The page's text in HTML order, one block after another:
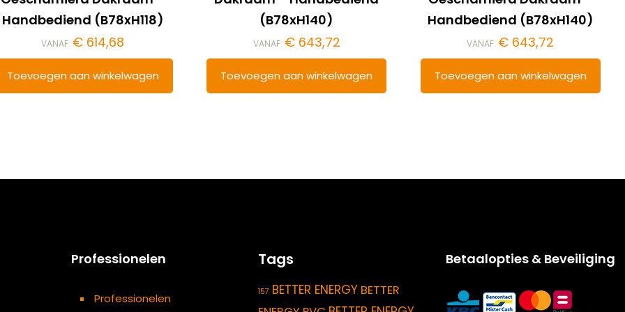
Handbediend (B78xH118)
VANAF: € 614,68
Toevoegen aan winkelwagen
(B78xH140)
VANAF: €643,72
Toevoegen aan winkelwagen
Handbediend (B78xH140)
VANAF: € 643,72
Toevoegen aan winkelwagen
Professionelen
Professionelen
Tags
157 BETTER ENERGY BETTER
Betaalopties & Beveiliging